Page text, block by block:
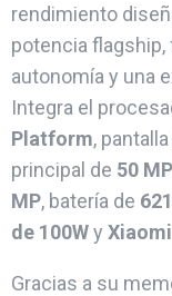
rendimiento
potencia
autonomía y una
Integra el
Platform, pantalla
principal de 50
MP, batería de
de 100Wy
Gracias a su